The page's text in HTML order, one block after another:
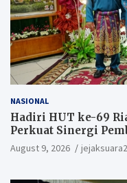
NASIONAL
Hadiri HUT ke-69
Perkuat Sinergi
August 9, 2026